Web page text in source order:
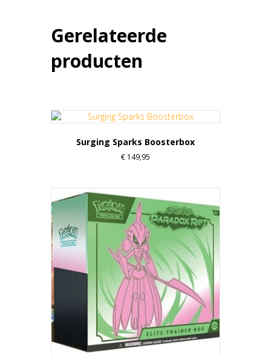
Gerelateerde
producten
Surging Sparks Boosterbox
€ 149,95